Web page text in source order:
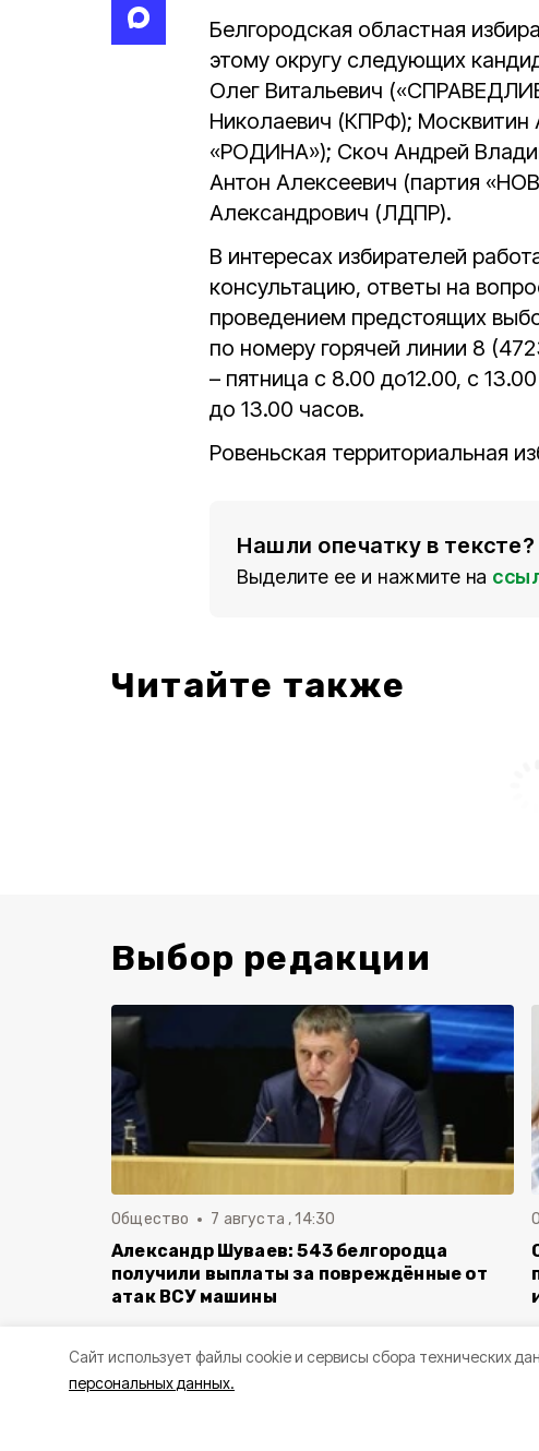
Cайт использует файлы cookie и сервисы сбора технических
персональных данных.
Белгородская областная
этому округу следующих
Олег Витальевич
Николаевич (КПРФ); Москвитин
«РОДИНА»); Скоч Андрей
Антон Алексеевич (партия
Александрович (ЛДПР).
В интересах избирателей
консультацию, ответы на
проведением предстоящих
по номеру горячей линии 8
– пятница с 8.00 до12.00, с
до 13.00 часов.
Ровеньская территориальная
Нашли опечатку в тексте?
Выделите ее и нажмите на
Читайте также
Выбор редакции
Общество 7 августа , 14:30
Александр Шуваев: 543 белгородца
получили выплаты за повреждённые от
атак ВСУ машины